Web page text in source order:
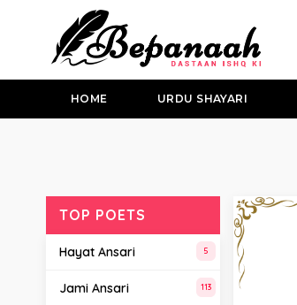
HOME URDU SHAYARI
TOP POETS
Hayat Ansari 5
Jami Ansari 113